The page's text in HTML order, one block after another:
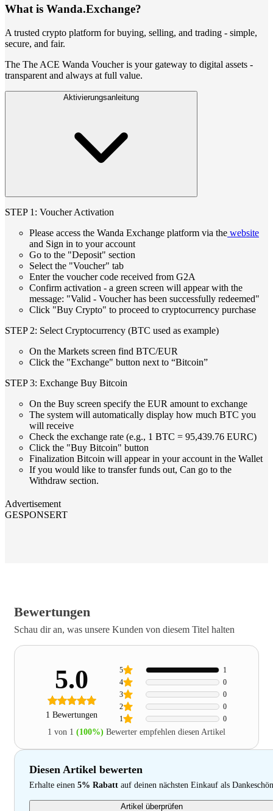
What is Wanda.Exchange?
A trusted crypto platform for buying, selling, and trading - simple,
secure, and fair.
The The ACE Wanda Voucher is your gateway to digital assets -
transparent and always at full value.
Aktivierungsanleitung
STEP 1: Voucher Activation
Please access the Wanda Exchange platform via the website
and Sign in to your account
Go to the "Deposit" section
Select the "Voucher" tab
Enter the voucher code received from G2A
Confirm activation - a green screen will appear with the
message: "Valid - Voucher has been successfully redeemed"
Click "Buy Crypto" to proceed to cryptocurrency purchase
STEP 2: Select Cryptocurrency (BTC used as example)
On the Markets screen find BTC/EUR
Click the "Exchange" button next to “Bitcoin”
STEP 3: Exchange Buy Bitcoin
On the Buy screen specify the EUR amount to exchange
The system will automatically display how much BTC you
will receive
Check the exchange rate (e.g., 1 BTC = 95,439.76 EURC)
Click the "Buy Bitcoin" button
Finalization Bitcoin will appear in your account in the Wallet
If you would like to transfer funds out, Can go to the
Withdraw section.
Advertisement
GESPONSERT
Bewertungen
Schau dir an, was unsere Kunden von diesem Titel halten
5.0
1 Bewertungen 1 0
2 0
3 0
4 0
5 1
1 von 1 (100%) Bewerter empfehlen diesen Artikel
Diesen Artikel bewerten
Erhalte einen 5% Rabatt auf deinen nächsten Einkauf als Dankeschön
Artikel überprüfen